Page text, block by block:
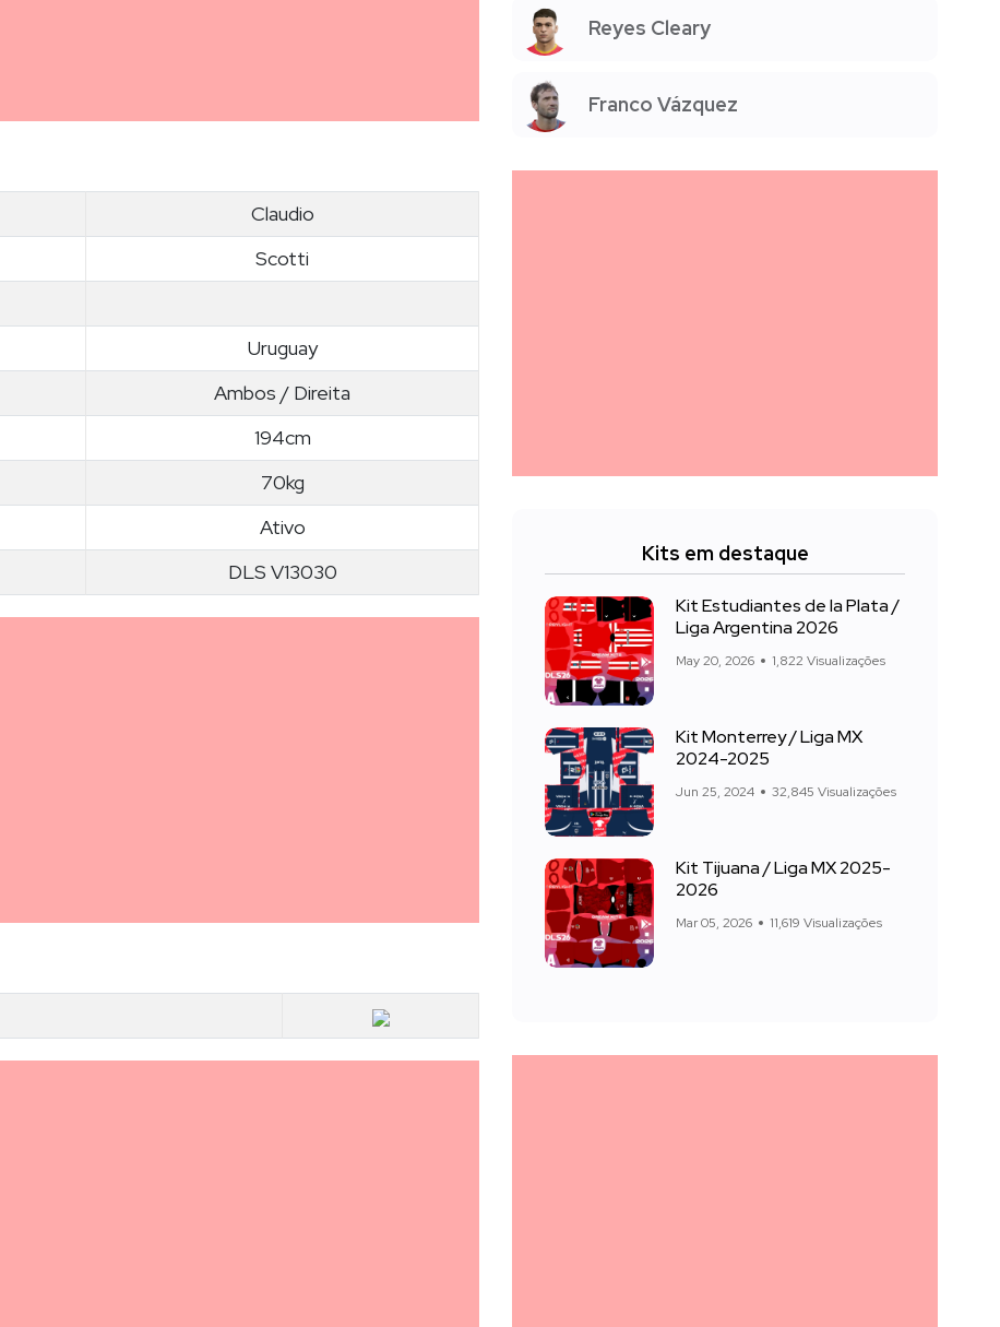
Claudio
Scotti
Uruguay
Ambos / Direita
194cm
70kg
Ativo
DLS V13030
Reyes Cleary
Franco Vázquez
Kits em destaque
Kit Estudiantes de la Plata /
Liga Argentina 2026
May 20, 2026 1,822 Visualizações
Kit Monterrey / Liga MX
2024-2025
Jun 25, 2024 32,845 Visualizações
Kit Tijuana / Liga MX 2025-
2026
Mar 05, 2026 11,619 Visualizações